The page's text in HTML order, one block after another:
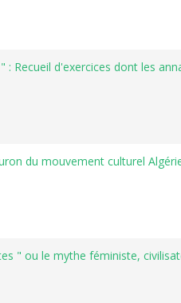
: Recueil d'exercices dont les
du mouvement culturel
" ou le mythe féministe,